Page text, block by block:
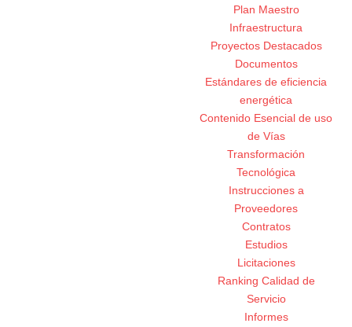
Plan Maestro
Infraestructura
Proyectos Destacados
Documentos
Estándares de eficiencia
energética
Contenido Esencial de uso
de Vías
Transformación
Tecnológica
Instrucciones a
Proveedores
Contratos
Estudios
Licitaciones
Ranking Calidad de
Servicio
Informes